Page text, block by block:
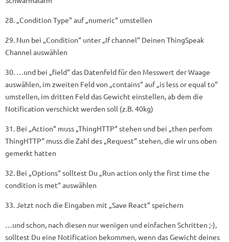
28. „Condition Type“ auf „numeric“ umstellen
29. Nun bei „Condition“ unter „If channel“ Deinen ThingSpeak
Channel auswählen
30. …und bei „field“ das Datenfeld für den Messwert der Waage
auswählen, im zweiten Feld von „contains“ auf „is less or equal to“
umstellen, im dritten Feld das Gewicht einstellen, ab dem die
Notification verschickt werden soll (z.B. 40kg)
31. Bei „Action“ muss „ThingHTTP“ stehen und bei „then perfom
ThingHTTP“ muss die Zahl des „Request“ stehen, die wir uns oben
gemerkt hatten
32. Bei „Options“ solltest Du „Run action only the first time the
condition is met“ auswählen
33. Jetzt noch die Eingaben mit „Save React“ speichern
…und schon, nach diesen nur wenigen und einfachen Schritten ;-),
solltest Du eine Notification bekommen, wenn das Gewicht deines